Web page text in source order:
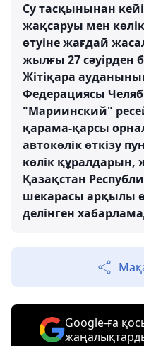
Су тасқынынан
жақсаруы мен
өтуіне жағдай
жылғы 27 сәуірден
Жітіқара
Федерациясы
"Мариинский"
қарама-қарсы
автокөлік өткізу
көлік құралдарын,
Қазақстан
шекарасы арқылы
делінген
Google-ға